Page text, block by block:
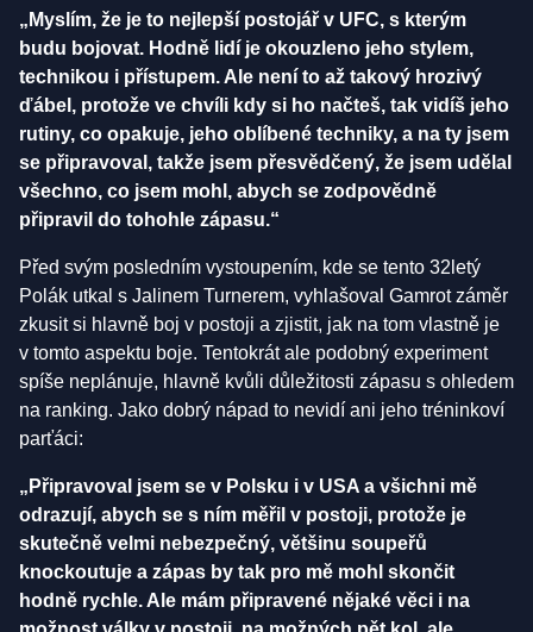
„Myslím, že je to nejlepší postojář v UFC, s kterým
budu bojovat. Hodně lidí je okouzleno jeho stylem,
technikou i přístupem. Ale není to až takový hrozivý
ďábel, protože ve chvíli kdy si ho načteš, tak vidíš jeho
rutiny, co opakuje, jeho oblíbené techniky, a na ty jsem
se připravoval, takže jsem přesvědčený, že jsem udělal
všechno, co jsem mohl, abych se zodpovědně
připravil do tohohle zápasu.“
Před svým posledním vystoupením, kde se tento 32letý
Polák utkal s Jalinem Turnerem, vyhlašoval Gamrot záměr
zkusit si hlavně boj v postoji a zjistit, jak na tom vlastně je
v tomto aspektu boje. Tentokrát ale podobný experiment
spíše neplánuje, hlavně kvůli důležitosti zápasu s ohledem
na ranking. Jako dobrý nápad to nevidí ani jeho tréninkoví
parťáci:
„Připravoval jsem se v Polsku i v USA a všichni mě
odrazují, abych se s ním měřil v postoji, protože je
skutečně velmi nebezpečný, většinu soupeřů
knockoutuje a zápas by tak pro mě mohl skončit
hodně rychle. Ale mám připravené nějaké věci i na